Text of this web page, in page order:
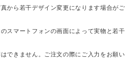
から若干デザイン変更になります場合がご
スマートフォンの画面によって実物と若干
できません。ご注文の際にご入力をお願い